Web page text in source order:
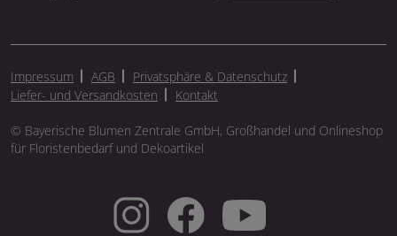
Impressum AGB
Privatsphäre & Datenschutz
Liefer- und Versandkosten
Kontakt
© Bayerische Blumen Zentrale GmbH, Großhandel und Onlineshop
für Floristenbedarf und Dekoartikel